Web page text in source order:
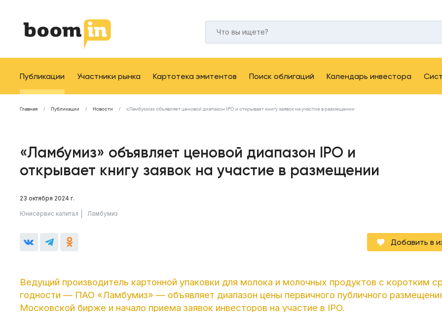
Публикации Участники рынка Картотека эмитентов Поиск облигаций Календарь инвестора
Главная Публикации Новости «Ламбумиз» объявляет ценовой диапазон IPO и открывает книгу заявок на участие в размещении
«Ламбумиз» объявляет ценовой диапазон IPO и
открывает книгу заявок на участие в размещении
23 октября 2024 г.
Юнисервис капитал Ламбумиз
Добавить в
Ведущий производитель картонной упаковки для молока и молочных продуктов с коротким
годности — ПАО «Ламбумиз» — объявляет диапазон цены первичного публичного
Московской бирже и начало приема заявок инвесторов на участие в IPO.